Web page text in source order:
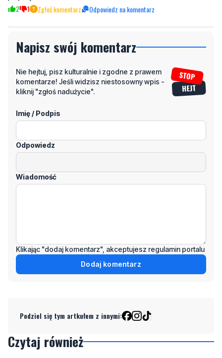
Napisz swój komentarz
komentarze! Jeśli widzisz niestosowny wpis -
kliknij "zgłoś nadużycie".
Imię / Podpis
Odpowiedz
Wiadomość